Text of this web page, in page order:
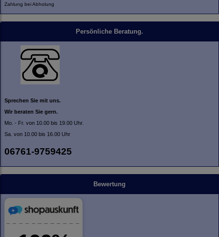
Zahlung bei Abholung
Persönliche Beratung.
Sprechen Sie mit uns.
Wir beraten Sie gern.
Mo. - Fr. von 10.00 bis 19.00 Uhr.
Sa. von 10.00 bis 16.00 Uhr
06761-9759425
Bewertung